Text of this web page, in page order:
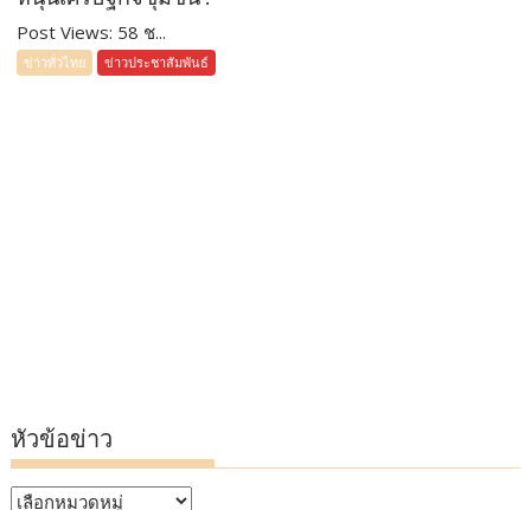
Post Views: 58 ช...
ข่าวทั่วไทย ข่าวประชาสัมพันธ์
หัวข้อข่าว
หัวข้อ